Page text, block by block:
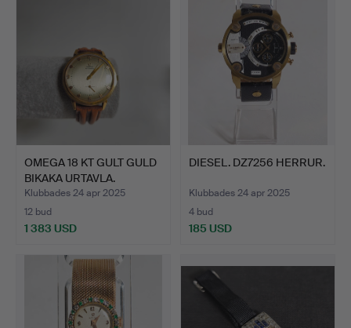
OMEGA 18 KT GULT GULD
BIKAKA URTAVLA.
Klubbades 24 apr 2025
12 bud
1 383 USD
DIESEL. DZ7256 HERRUR.
Klubbades 24 apr 2025
4 bud
185 USD